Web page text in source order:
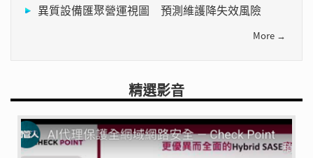
異質設備匯聚營運視圖 預測維護降失效風險
More →
精選影音